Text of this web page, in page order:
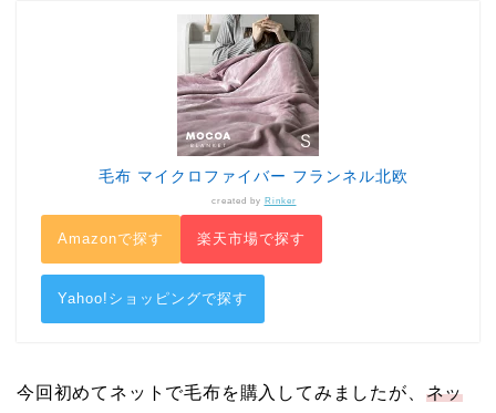
毛布 マイクロファイバー フランネル北欧
created by Rinker
Amazonで探す 楽天市場で探す
Yahoo!ショッピングで探す
今回初めてネットで毛布を購入してみましたが、 ネッ